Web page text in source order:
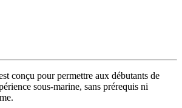
conçu pour permettre aux débutants de
sous-marine, sans prérequis ni